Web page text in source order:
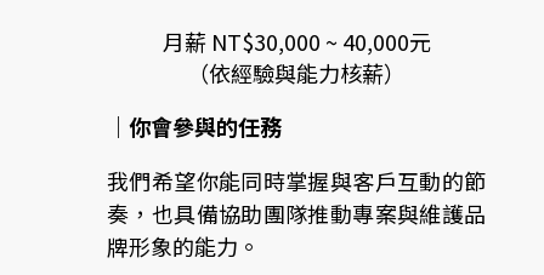
月薪 NT$30,000 ~ 40,000元
（依經驗與能力核薪）
｜你會參與的任務
我們希望你能同時掌握與客戶互動的節
奏，也具備協助團隊推動專案與維護品
牌形象的能力。